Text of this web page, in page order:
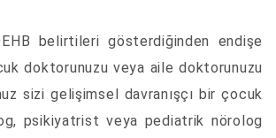
belirtileri gösterdiğinden endişe
doktorunuzu veya aile doktorunuzu
sizi gelişimsel davranışçı bir çocuk
psikiyatrist veya pediatrik nörolog